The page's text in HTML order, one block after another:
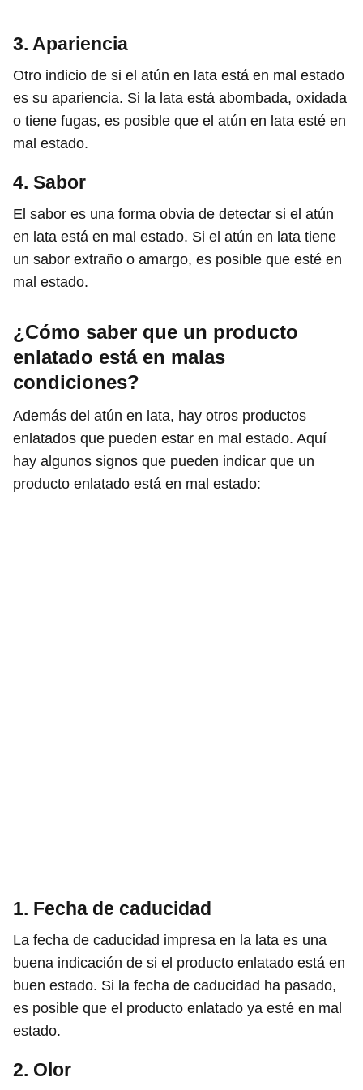
3. Apariencia
Otro indicio de si el atún en lata está en mal estado
es su apariencia. Si la lata está abombada, oxidada
o tiene fugas, es posible que el atún en lata esté en
mal estado.
4. Sabor
El sabor es una forma obvia de detectar si el atún
en lata está en mal estado. Si el atún en lata tiene
un sabor extraño o amargo, es posible que esté en
mal estado.
¿Cómo saber que un producto
enlatado está en malas
condiciones?
Además del atún en lata, hay otros productos
enlatados que pueden estar en mal estado. Aquí
hay algunos signos que pueden indicar que un
producto enlatado está en mal estado:
1. Fecha de caducidad
La fecha de caducidad impresa en la lata es una
buena indicación de si el producto enlatado está en
buen estado. Si la fecha de caducidad ha pasado,
es posible que el producto enlatado ya esté en mal
estado.
2. Olor